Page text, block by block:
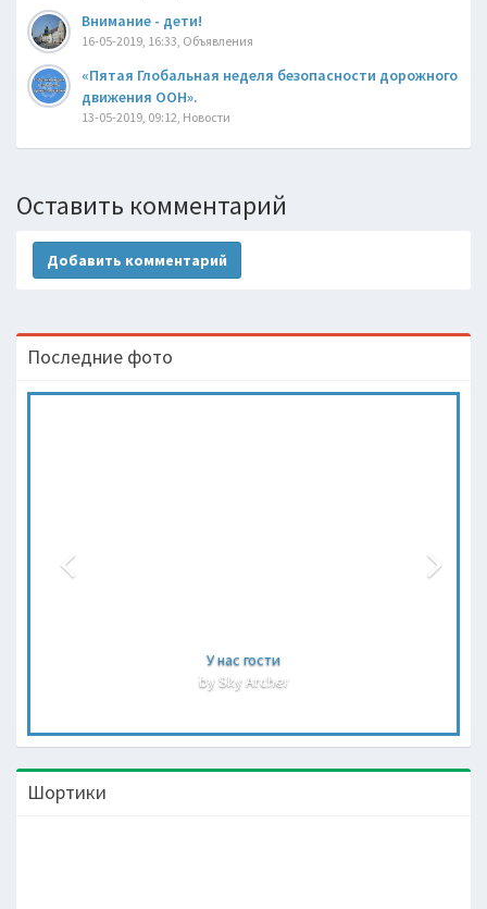
Внимание - дети!
16-05-2019, 16:33, Объявления
«Пятая Глобальная неделя безопасности дорожного
движения ООН».
13-05-2019, 09:12, Новости
Оставить комментарий
Добавить комментарий
Последние фото
У нас гости
by Sky Archer
Шортики